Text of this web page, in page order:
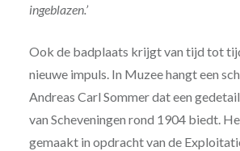
ingeblazen.’
Ook de badplaats krijgt van tijd tot
nieuwe impuls. In Muzee hangt een
Andreas Carl Sommer dat een
van Scheveningen rond 1904 biedt.
gemaakt in opdracht van de